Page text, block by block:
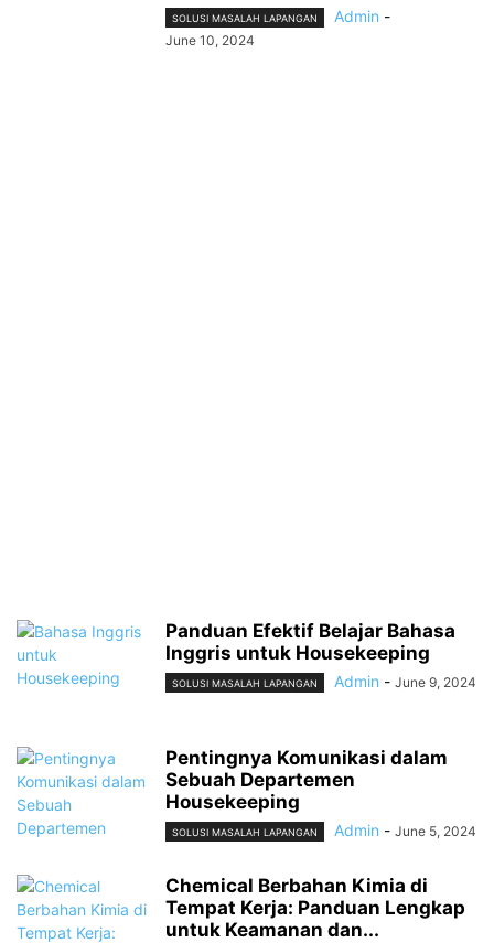
SOLUSI MASALAH LAPANGAN Admin -
June 10, 2024
Panduan Efektif Belajar Bahasa
Inggris untuk Housekeeping
SOLUSI MASALAH LAPANGAN Admin - June 9, 2024
Pentingnya Komunikasi dalam
Sebuah Departemen
Housekeeping
SOLUSI MASALAH LAPANGAN Admin - June 5, 2024
Chemical Berbahan Kimia di
Tempat Kerja: Panduan Lengkap
untuk Keamanan dan...